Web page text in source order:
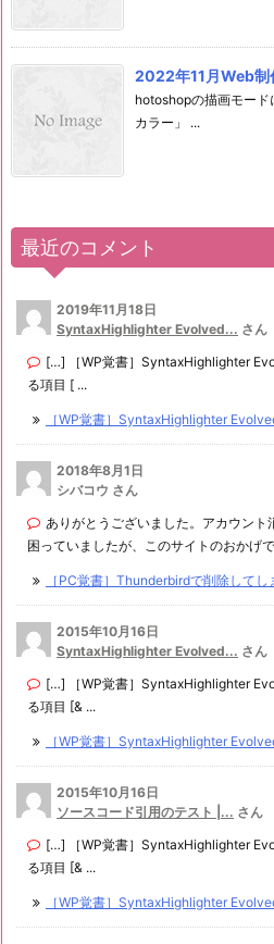
2022年11月Web制
hotoshopの描画モード
カラー」 ...
最近のコメント
2019年11月18日
SyntaxHighlighter Evolved... さん
[…] ［WP覚書］SyntaxHighlighter
る項目 [ ...
［WP覚書］SyntaxHighlighter
2018年8月1日
シバコウ さん
ありがとうございました。アカウン
困っていましたが、このサイトのおかげ
［PC覚書］Thunderbirdで削除してし
2015年10月16日
SyntaxHighlighter Evolved... さん
[…] ［WP覚書］SyntaxHighlighter
る項目 [& ...
［WP覚書］SyntaxHighlighter
2015年10月16日
ソースコード引用のテスト |... さん
[…] ［WP覚書］SyntaxHighlighter
る項目 [& ...
［WP覚書］SyntaxHighlighter